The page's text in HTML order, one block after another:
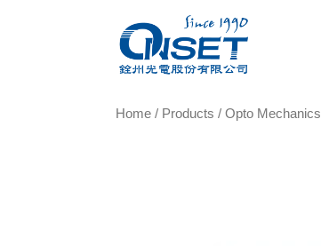
Home / Products / Opto Mechanics